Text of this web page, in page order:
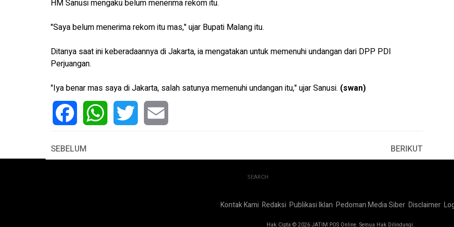
HM Sanusi mengaku belum menerima rekom itu.
"Saya belum menerima rekom itu mas," ujar Bupati Malang itu.
Ditanya saat ini keberadaannya di Jakarta, ia mengatakan untuk memenuhi undangan dari DPP PDI
Perjuangan.
"Iya benar mas saya di Jakarta, salah satunya memenuhi undangan itu," ujar Sanusi. (swan)
SEBELUM
BERIKUT
SEARCH
Kontak Kami Redaksi Publikasi Iklan Pedoman Media Siber Disclaimer
Hak Cipta © 2026 JATIM POS Online. Semua Hak Dilindungi.